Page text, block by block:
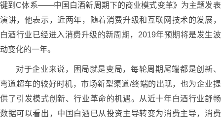
键到C体系——中国白酒新周期下的商业模式变革》为主题发表
演讲，他表示，近两年，随着消费升级和互联网技术的发展，
白酒行业已经进入消费升级的新周期，2019年预期将是发生波
动变化的一年。
对于企业来说，困局就是变局，每轮周期尾端都是创新、
弯道超车的较好时机，市场新型渠道/终端的出现，也为企业提
供了引发模式创新、行业革命的机遇。从近十年白酒行业舒畅
数据可以看出，中国白酒已从投资主导转变为消费主导，消费